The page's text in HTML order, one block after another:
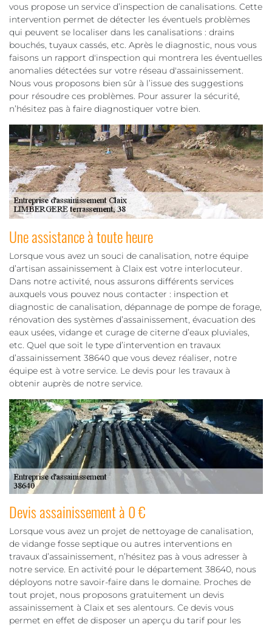
vous propose un service d’inspection de canalisations. Cette
intervention permet de détecter les éventuels problèmes
qui peuvent se localiser dans les canalisations : drains
bouchés, tuyaux cassés, etc. Après le diagnostic, nous vous
faisons un rapport d'inspection qui montrera les éventuelles
anomalies détectées sur votre réseau d'assainissement.
Nous vous proposons bien sûr à l’issue des suggestions
pour résoudre ces problèmes. Pour assurer la sécurité,
n’hésitez pas à faire diagnostiquer votre bien.
Une assistance à toute heure
Lorsque vous avez un souci de canalisation, notre équipe
d’artisan assainissement à Claix est votre interlocuteur.
Dans notre activité, nous assurons différents services
auxquels vous pouvez nous contacter : inspection et
diagnostic de canalisation, dépannage de pompe de forage,
rénovation des systèmes d’assainissement, évacuation des
eaux usées, vidange et curage de citerne d’eaux pluviales,
etc. Quel que soit le type d’intervention en travaux
d’assainissement 38640 que vous devez réaliser, notre
équipe est à votre service. Le devis pour les travaux à
obtenir auprès de notre service.
Devis assainissement à 0 €
Lorsque vous avez un projet de nettoyage de canalisation,
de vidange fosse septique ou autres interventions en
travaux d’assainissement, n’hésitez pas à vous adresser à
notre service. En activité pour le département 38640, nous
déployons notre savoir-faire dans le domaine. Proches de
tout projet, nous proposons gratuitement un devis
assainissement à Claix et ses alentours. Ce devis vous
permet en effet de disposer un aperçu du tarif pour les